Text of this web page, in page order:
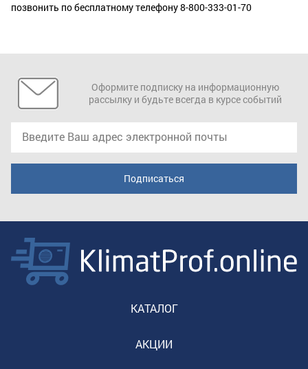
позвонить по бесплатному телефону 8-800-333-01-70
Оформите подписку на информационную
рассылку и будьте всегда в курсе событий
КАТАЛОГ
АКЦИИ